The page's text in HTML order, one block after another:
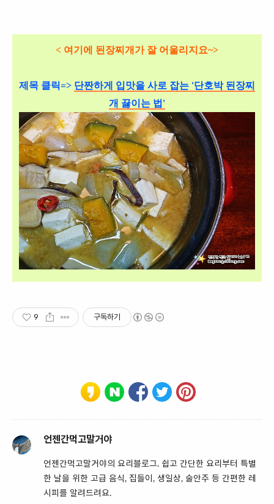
< 여기에 된장찌개가 잘 어울리지요~>
제목 클릭=> 단짠하게 입맛을 사로 잡는 '단호박 된장찌
개 끓이는 법'
9 구독하기
언젠간먹고말거야
언젠간먹고말거야의 요리블로그. 쉽고 간단한 요리부터 특별
한 날을 위한 고급 음식, 집들이, 생일상, 술안주 등 간편한 레
시피를 알려드려요.